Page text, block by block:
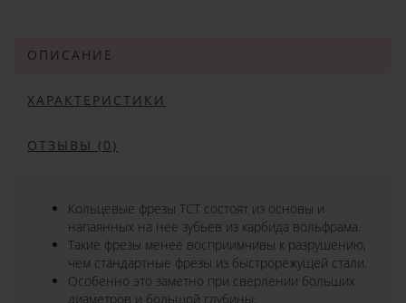
ОПИСАНИЕ
ХАРАКТЕРИСТИКИ
ОТЗЫВЫ (0)
Кольцевые фрезы TCT состоят из основы и
напаянных на нее зубьев из карбида вольфрама.
Такие фрезы менее восприимчивы к разрушению,
чем стандартные фрезы из быстрорежущей стали.
Особенно это заметно при сверлении больших
диаметров и большой глубины.